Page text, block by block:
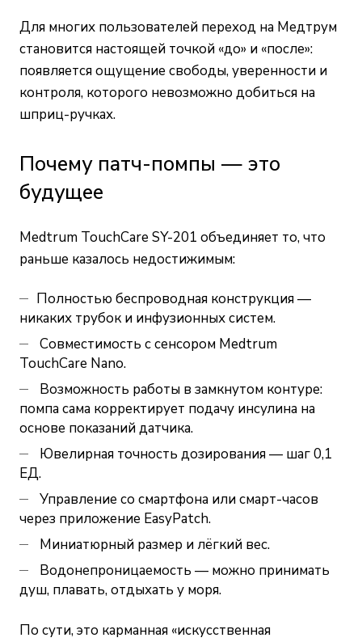
Для многих пользователей переход на Медтрум
становится настоящей точкой «до» и «после»:
появляется ощущение свободы, уверенности и
контроля, которого невозможно добиться на
шприц-ручках.
Почему патч-помпы — это
будущее
Medtrum TouchCare SY-201 объединяет то, что
раньше казалось недостижимым:
Полностью беспроводная конструкция —
никаких трубок и инфузионных систем.
Совместимость ссенсором Medtrum
TouchCare Nano.
Возможность работы в замкнутом контуре:
помпа сама корректирует подачу инсулина на
основе показаний датчика.
Ювелирная точность дозирования — шаг 0,1
ЕД.
Управление со смартфона или смарт-часов
через приложение EasyPatch.
Миниатюрный размер и лёгкий вес.
Водонепроницаемость — можно принимать
душ, плавать, отдыхать у моря.
По сути, это карманная «искусственная